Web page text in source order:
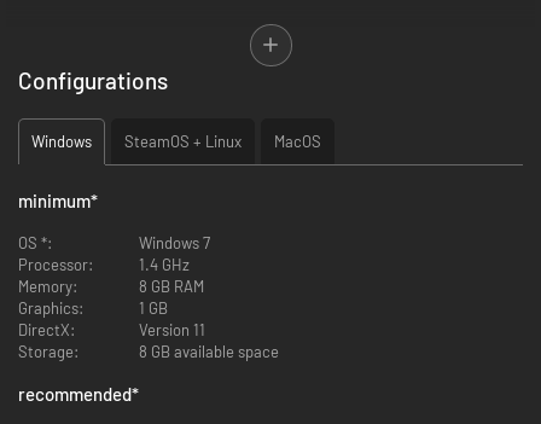
‏Derfor vil Saint Kotar sætte dig en skræk i livet
morbide ritualer
Skift mellem to virkeligheder for at komme til bunds i byens
uhyggelige hemmeligheder
‏Pas på, dine valg vil påvirke både historien og gameplayet
Opdag skjulte steder, og løs sideopgaver, for at opdage hele
Configurations
Windows SteamOS + Linux MacOS
minimum*
OS *:
Windows 7
Processor:
1.4 GHz
Memory:
8 GB RAM
Graphics:
1 GB
DirectX:
Version 11
Storage:
8 GB available space
recommended*